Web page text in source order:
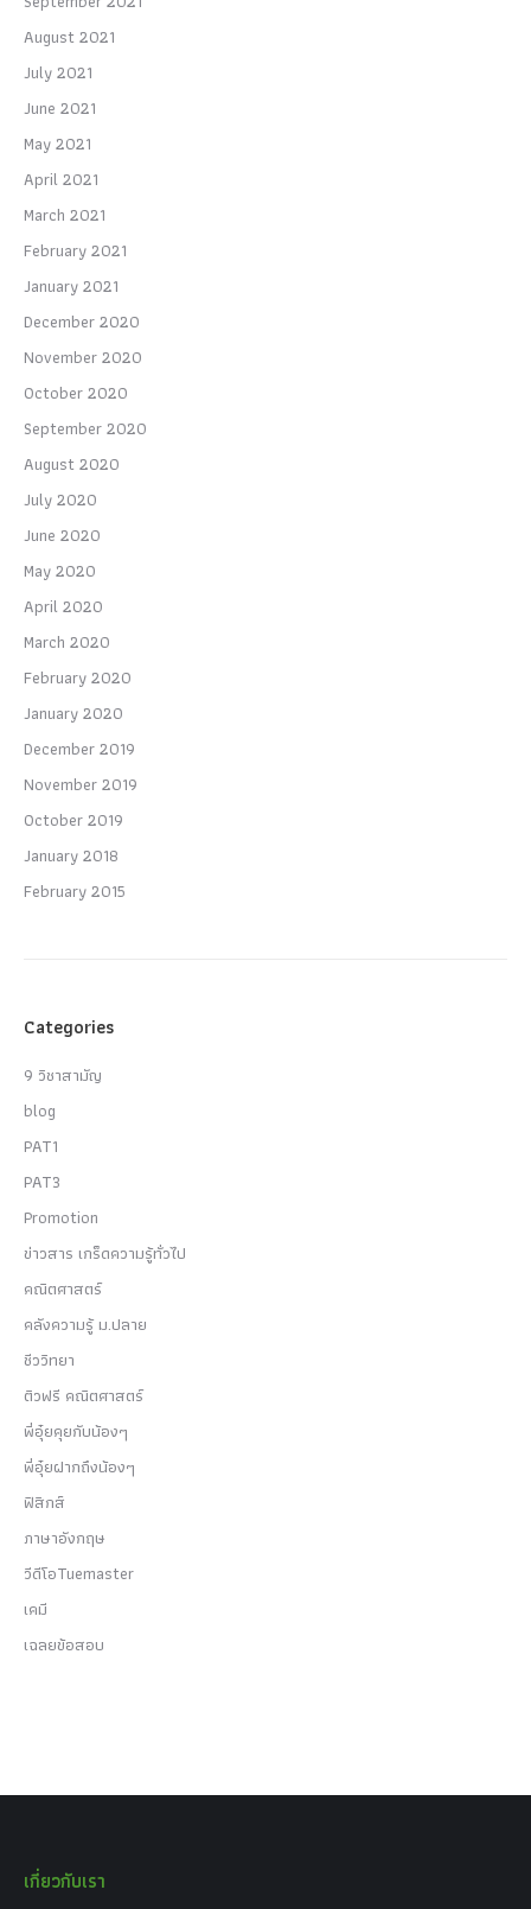
August 2021
July 2021
June 2021
May 2021
April 2021
March 2021
February 2021
January 2021
December 2020
November 2020
October 2020
September 2020
August 2020
July 2020
June 2020
May 2020
April 2020
March 2020
February 2020
January 2020
December 2019
November 2019
October 2019
January 2018
February 2015
Categories
9 วิชาสามัญ
blog
PAT1
PAT3
Promotion
ข่าวสาร เกร็ดความรู้ทั่วไป
คณิตศาสตร์
คลังความรู้ ม.ปลาย
ชีววิทยา
ติวฟรี คณิตศาสตร์
พี่อุ๋ยคุยกับน้องๆ
พี่อุ๋ยฝากถึงน้องๆ
ฟิสิกส์
ภาษาอังกฤษ
วีดีโอTuemaster
เคมี
เฉลยข้อสอบ
เกี่ยวกับเรา